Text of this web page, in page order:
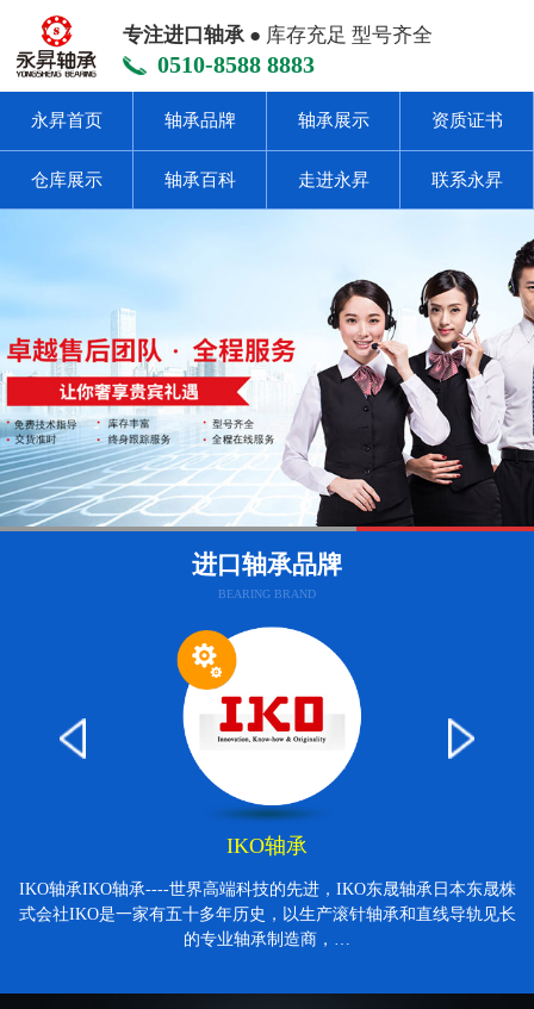
专注进口轴承● 库存充足 型号齐全
0510-8588 8883
永昇首页 轴承品牌 轴承展示 资质证书
仓库展示 轴承百科 走进永昇 联系永昇
进口轴承品牌
BEARING BRAND
IKO轴承
IKO轴承IKO轴承----世界高端科技的先进，IKO东晟轴承日本东晟株
式会社IKO是一家有五十多年历史，以生产滚针轴承和直线导轨见长
的专业轴承制造商，…